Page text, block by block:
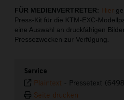
FÜR MEDIENVERTRETER: Hier
Press-Kit für die KTM-EXC-
eine Auswahl an druckfähigen
Pressezwecken zur Verfügung.
Service
Plaintext - Pressetext
Seite drucken